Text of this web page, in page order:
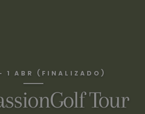
1 ABR (FINALIZADO)
Tour